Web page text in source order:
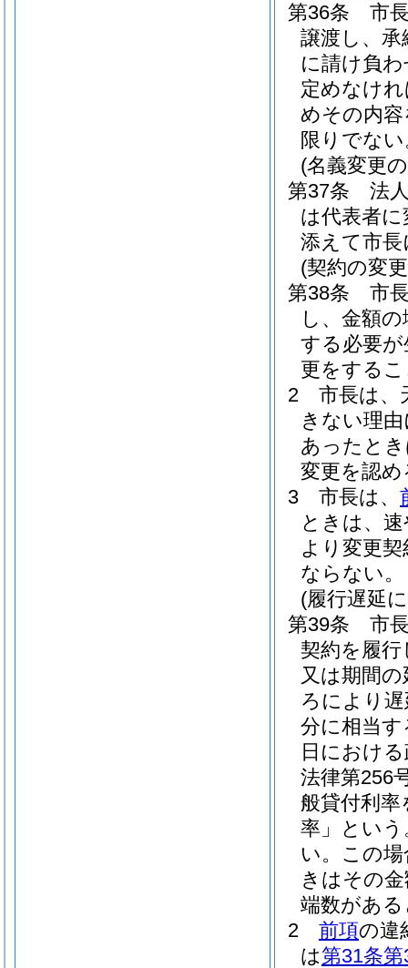
第36条
市
譲渡し、
に請け負
定めなけ
めその内
限りでな
(名義変更
第37条
法
は代表者
添えて市
(契約の変
第38条
市
し、金額
する必要
更をする
2
市長は、
きない理
あったと
変更を認
3
市長は、
ときは、
より変更
ならない。
(履行遅延
第39条
市
契約を履
又は期間
ろにより
分に相当
日におけ
法律第256
般貸付利
率」という
い。 この
きはその
端数があ
2
前項の違
は第31条第